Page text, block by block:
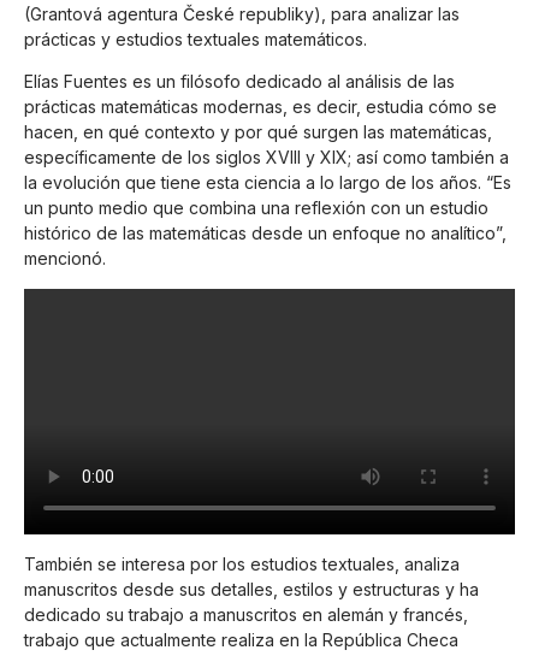
(Grantová agentura České republiky), para analizar las
prácticas y estudios textuales matemáticos.
Elías Fuentes es un filósofo dedicado al análisis de las
prácticas matemáticas modernas, es decir, estudia cómo se
hacen, en qué contexto y por qué surgen las matemáticas,
específicamente de los siglos XVIII y XIX; así como también a
la evolución que tiene esta ciencia a lo largo de los años. “Es
un punto medio que combina una reflexión con un estudio
histórico de las matemáticas desde un enfoque no analítico”,
mencionó.
También se interesa por los estudios textuales, analiza
manuscritos desde sus detalles, estilos y estructuras y ha
dedicado su trabajo a manuscritos en alemán y francés,
trabajo que actualmente realiza en la República Checa